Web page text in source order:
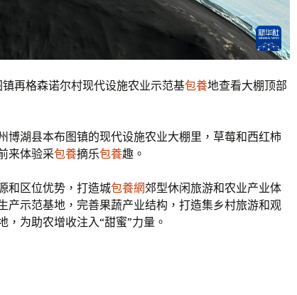
再格森诺尔村现代设施农业示范基包養地查看大棚顶部
博湖县本布图镇的现代设施农业大棚里，草莓和西红柿
来体验采包養摘乐包養趣。
和区位优势，打造城包養網郊型休闲旅游和农业产业体
产示范基地，完善果蔬产业结构，打造集乡村旅游和观
为助农增收注入“甜蜜”力量。